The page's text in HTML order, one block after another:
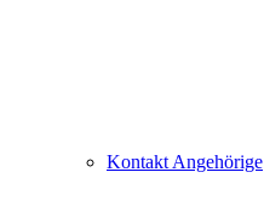
Kontakt Angehörige